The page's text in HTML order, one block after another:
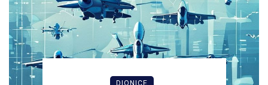
DIONICE